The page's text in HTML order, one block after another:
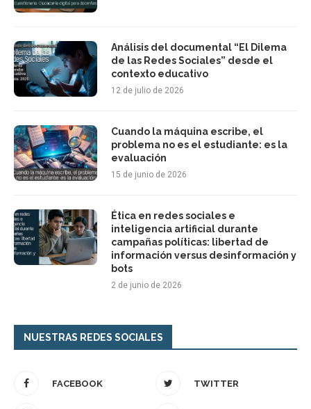
Análisis del documental “El Dilema
de las Redes Sociales” desde el
contexto educativo
12 de julio de 2026
Cuando la máquina escribe, el
problema no es el estudiante: es la
evaluación
15 de junio de 2026
Ética en redes sociales e
inteligencia artificial durante
campañas políticas: libertad de
información versus desinformación y
bots
2 de junio de 2026
NUESTRAS REDES SOCIALES
FACEBOOK TWITTER